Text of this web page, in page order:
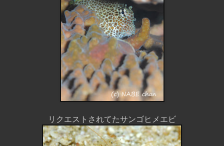
リクエストされてたサンゴヒメエビ